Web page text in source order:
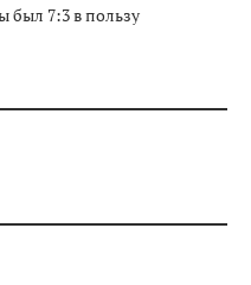
был 7:3 в пользу